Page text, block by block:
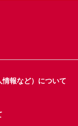
報など）について